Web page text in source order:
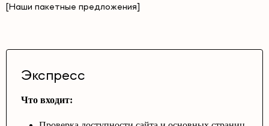
[Наши пакетные предложения]
Экспресс
Что входит: